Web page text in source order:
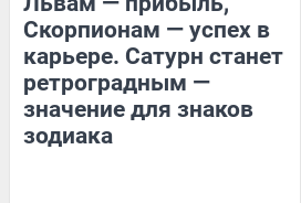
Скорпионам — успех в
карьере. Сатурн станет
ретроградным —
значение для знаков
зодиака